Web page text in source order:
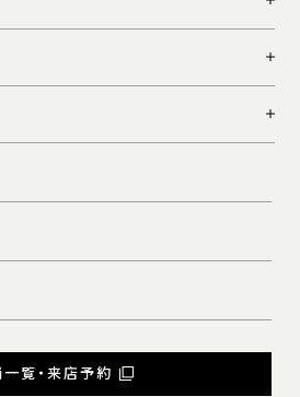
覧・来店予約